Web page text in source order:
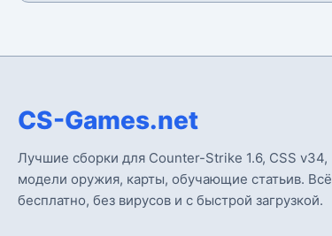
CS-Games.net
Лучшие сборки для Counter-Strike 1.6, CSS v34,
модели оружия, карты, обучающие статьив. Всё
бесплатно, без вирусов и с быстрой загрузкой.